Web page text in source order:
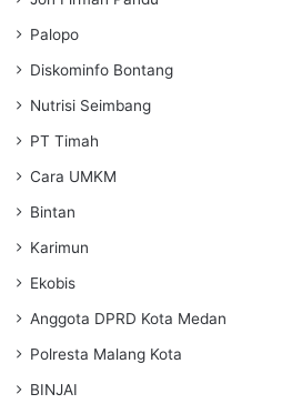
Palopo
Diskominfo Bontang
Nutrisi Seimbang
PT Timah
Cara UMKM
Bintan
Karimun
Ekobis
Anggota DPRD Kota Medan
Polresta Malang Kota
BINJAI